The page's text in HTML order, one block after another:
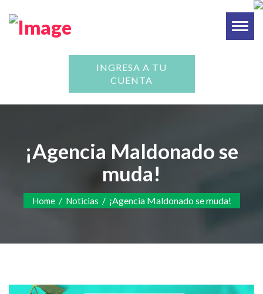
INGRESA A TU
CUENTA
¡Agencia Maldonado se
muda!
Home / Noticias / ¡Agencia Maldonado se muda!